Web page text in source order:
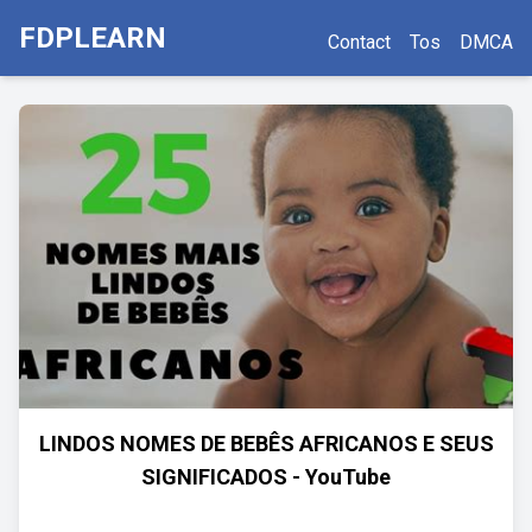
FDPLEARN Contact Tos DMCA
LINDOS NOMES DE BEBÊS AFRICANOS E SEUS
SIGNIFICADOS - YouTube